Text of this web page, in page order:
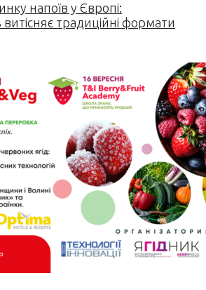
напоїв у Європі:
витісняє традиційні формати